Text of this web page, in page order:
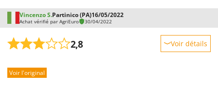
Vincenzo S.Partinico (PA)16/05/2022
Achat vérifié par AgriEuro 30/04/2022
2,8 Voir détails
Prestations
Voir l'original